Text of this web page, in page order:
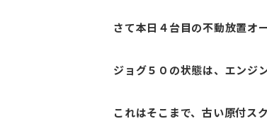
さて本日４台目の不動放置オ
ジョグ５０の状態は、エンジ
これはそこまで、古い原付ス